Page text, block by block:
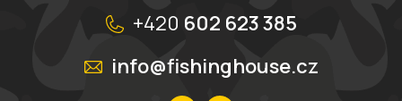
+420 602 623 385
info@fishinghouse.cz